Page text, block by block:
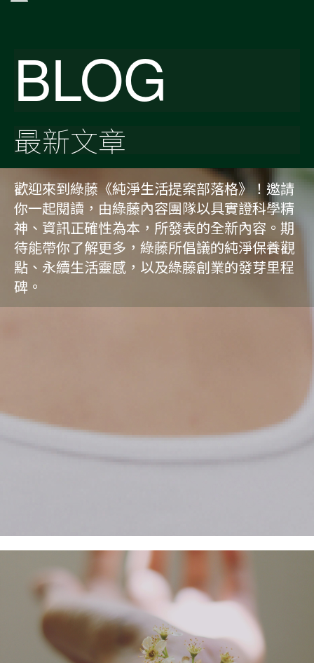
BLOG
最新文章
歡迎來到綠藤《純淨生活提案部落格》！邀請
你一起閱讀，由綠藤內容團隊以具實證科學精
神、資訊正確性為本，所發表的全新內容。期
待能帶你了解更多，綠藤所倡議的純淨保養觀
點、永續生活靈感，以及綠藤創業的發芽里程
碑。